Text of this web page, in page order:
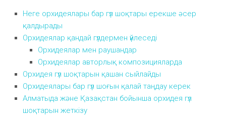
Неге орхидеялары бар гүл шоқтары ерекше әсер
қалдырады
Орхидеялар қандай гүлдермен үйлеседі
Орхидеялар мен раушандар
Орхидеялар авторлық композицияларда
Орхидея гүл шоқтарын қашан сыйлайды
Орхидеялары бар гүл шоғын қалай таңдау керек
Алматыда және Қазақстан бойынша орхидея гүл
шоқтарын жеткізу